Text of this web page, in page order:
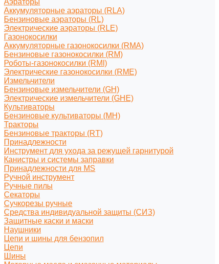
Аэраторы
Аккумуляторные аэраторы (RLA)
Бензиновые аэраторы (RL)
Электрические аэраторы (RLE)
Газонокосилки
Аккумуляторные газонокосилки (RMA)
Бензиновые газонокосилки (RM)
Роботы-газонокосилки (RMI)
Электрические газонокосилки (RME)
Измельчители
Бензиновые измельчители (GH)
Электрические измельчители (GHE)
Культиваторы
Бензиновые культиваторы (MH)
Тракторы
Бензиновые тракторы (RT)
Принадлежности
Инструмент для ухода за режущей гарнитурой
Канистры и системы заправки
Принадлежности для MS
Ручной инструмент
Ручные пилы
Секаторы
Сучкорезы ручные
Средства индивидуальной защиты (СИЗ)
Защитные каски и маски
Наушники
Цепи и шины для бензопил
Цепи
Шины